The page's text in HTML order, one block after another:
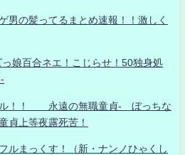
男の髪ってるまとめ速報！！激しく
娘百合ネエ！こじらせ！50独身処
ル！！ 永遠の無職童貞- ぼっちな
貞上等夜露死苦！
ルまっくす！（新・ナンノひゃくし